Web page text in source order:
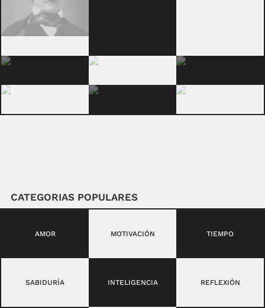
CATEGORIAS POPULARES
AMOR MOTIVACIÓN TIEMPO
SABIDURÍA INTELIGENCIA REFLEXIÓN